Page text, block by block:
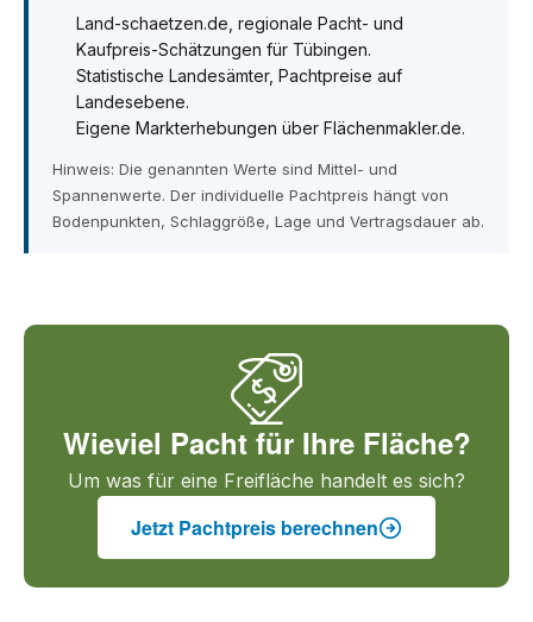
Land-schaetzen.de, regionale Pacht- und
Kaufpreis-Schätzungen für Tübingen.
Statistische Landesämter, Pachtpreise auf
Landesebene.
Eigene Markterhebungen über Flächenmakler.de.
Hinweis: Die genannten Werte sind Mittel- und
Spannenwerte. Der individuelle Pachtpreis hängt von
Bodenpunkten, Schlaggröße, Lage und Vertragsdauer ab.
Wieviel Pacht für Ihre Fläche?
Um was für eine Freifläche handelt es sich?
Jetzt Pachtpreis berechnen